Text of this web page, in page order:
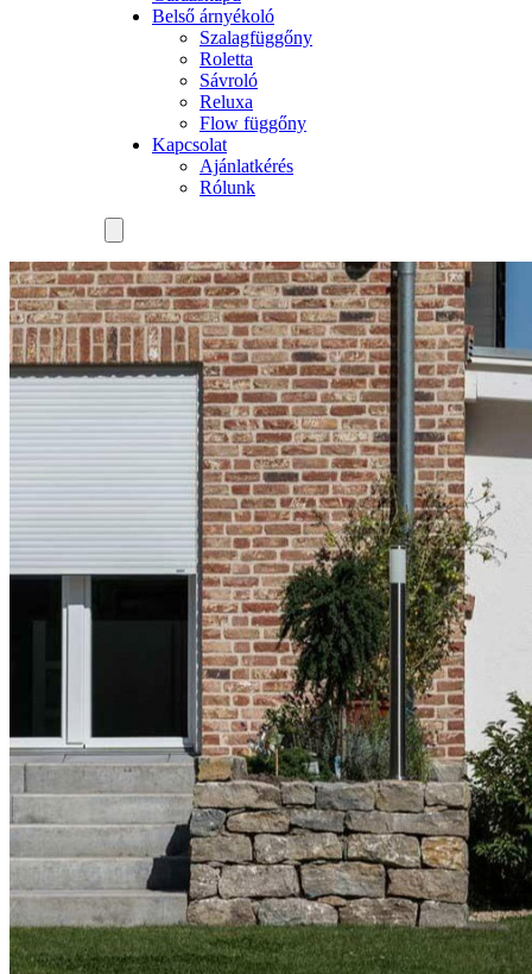
Belső árnyékoló
Szalagfüggőny
Roletta
Sávroló
Reluxa
Flow függőny
Kapcsolat
Ajánlatkérés
Rólunk